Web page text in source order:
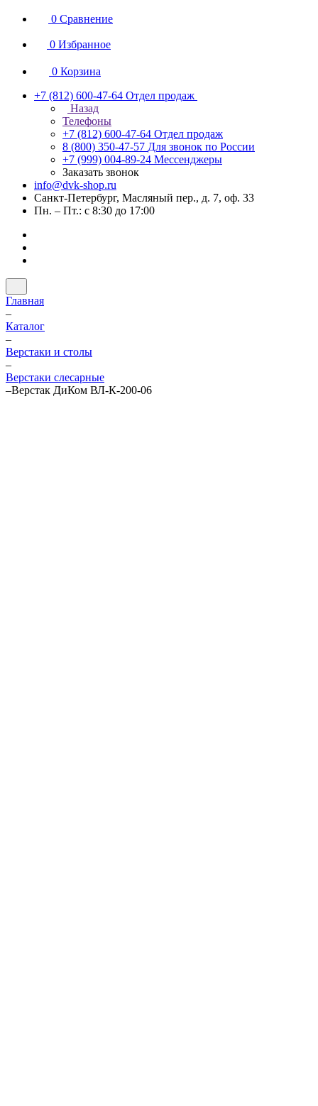
0 Сравнение
0 Избранное
0 Корзина
+7 (812) 600-47-64 Отдел продаж
Назад
Телефоны
+7 (812) 600-47-64 Отдел продаж
8 (800) 350-47-57 Для звонок по России
+7 (999) 004-89-24 Мессенджеры
Заказать звонок
info@dvk-shop.ru
Санкт-Петербург, Масляный пер., д. 7, оф. 33
Пн. – Пт.: с 8:30 до 17:00
Главная
–
Каталог
–
Верстаки и столы
–
Верстаки слесарные
–Верстак ДиКом ВЛ-К-200-06